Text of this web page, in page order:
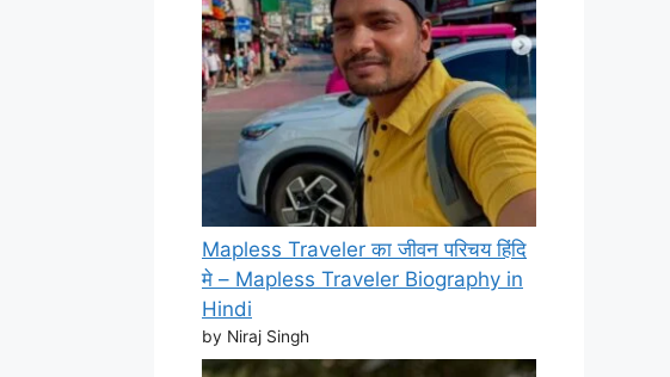
Mapless Traveler का जीवन परिचय हिंदि
मे – Mapless Traveler Biography in
Hindi
by Niraj Singh